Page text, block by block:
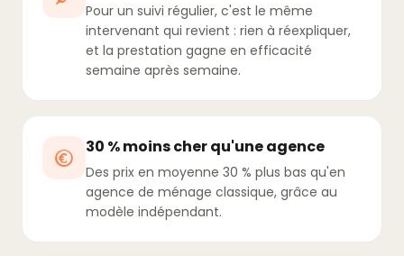
Pour un suivi régulier, c'est le même
intervenant qui revient : rien à réexpliquer,
et la prestation gagne en efficacité
semaine après semaine.
30 % moins cher qu'une agence
Des prix en moyenne 30 % plus bas qu'en
agence de ménage classique, grâce au
modèle indépendant.